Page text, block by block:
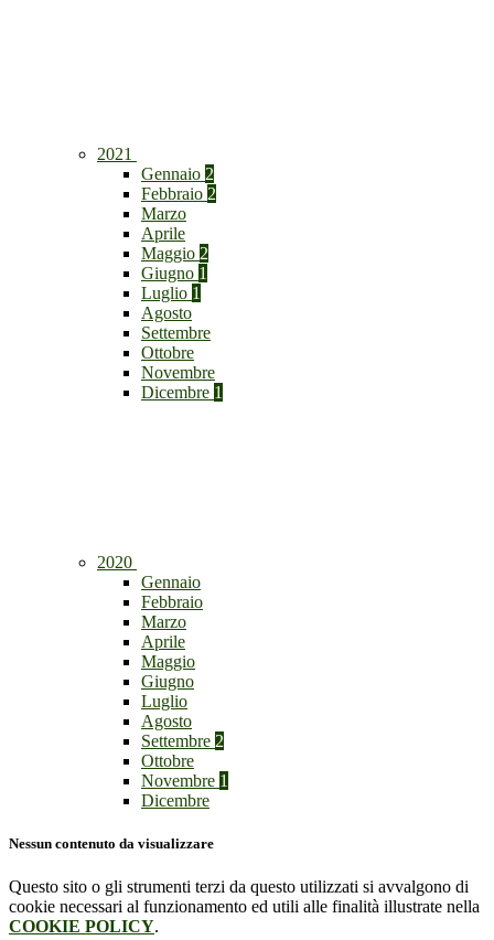
2021
Gennaio 2
Febbraio 2
Marzo
Aprile
Maggio 2
Giugno 1
Luglio 1
Agosto
Settembre
Ottobre
Novembre
Dicembre 1
2020
Gennaio
Febbraio
Marzo
Aprile
Maggio
Giugno
Luglio
Agosto
Settembre 2
Ottobre
Novembre 1
Dicembre
Nessun contenuto da visualizzare
Questo sito o gli strumenti terzi da questo utilizzati si avvalgono di
cookie necessari al funzionamento ed utili alle finalità illustrate nella
COOKIE POLICY.